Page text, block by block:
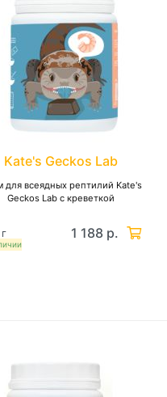
Kate's Geckos Lab
для всеядных рептилий Kate's
Geckos Lab с креветкой
1 188 р.